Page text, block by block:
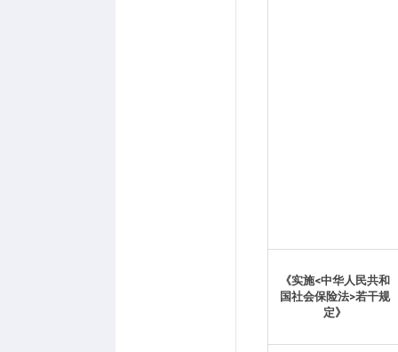
《实施<中华人民共和
国社会保险法>若干规
定》